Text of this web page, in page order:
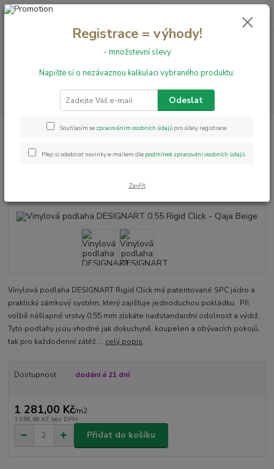
+420 731 199 591 0,00 Kč
Vinylové podlahy
Vinylová podlaha DESIGNART 0,55 Rigid Click -
Vinylová podlaha DESIGNART
0,55 Rigid Click - Qaja Beige
Vinylová podlaha DESIGNART Rigid Click má patentované SPC jádro a
praktický zámkový systém, který zajišťuje jednoduchou pokládku. Při
volbě nášlapné vrstvy 0,55 mm získáte nadstandardní odolnost a výdrž.
Tyto podlahy jsou vhodné jak dokuchyně, koupelen a obývacích pokojů,
tak pro každodenní zátěž ... celý popis
Dostupnost dodání á 21 dní
1 281,00 Kč/m2
1 058,68 Kč bez DPH
Přidat do košíku
Registrace = výhody!
- množstevní slevy
Napište si o nezávaznou kalkulaci vybraného produktu.
Odeslat
Souhlasím se zpracováním osobních údajů pro účely registrace.
Přeji si odebírat novinky e-mailem dle podmínek zpracování osobních údajů.
Zavřít